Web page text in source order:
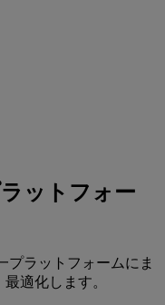
ットフォー
プラットフォームにま
適化します。